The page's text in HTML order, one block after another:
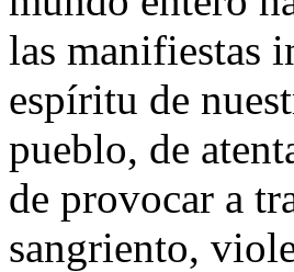
las manifiestas
espíritu de
pueblo, de
de provocar a
sangriento,